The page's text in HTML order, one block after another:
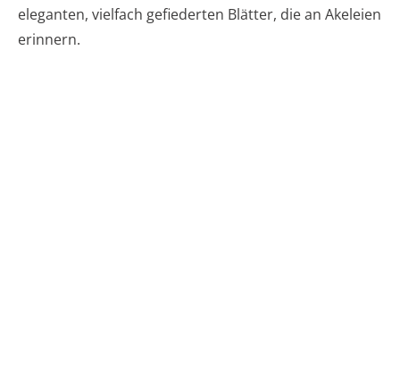
eleganten, vielfach gefiederten Blätter, die an Akeleien
erinnern.